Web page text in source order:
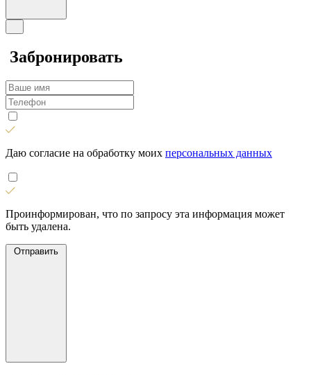
Забронировать
Даю согласие на обработку моих персональных данных
Проинформирован, что по запросу эта информация может
быть удалена.
Отправить